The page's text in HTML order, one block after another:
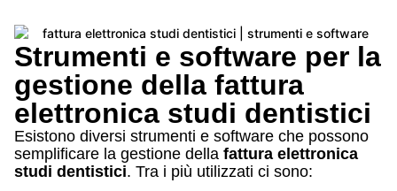
Strumenti e software per la
gestione della fattura
elettronica studi dentistici
Esistono diversi strumenti e software che possono
semplificare la gestione della fattura elettronica
studi dentistici. Tra i più utilizzati ci sono: